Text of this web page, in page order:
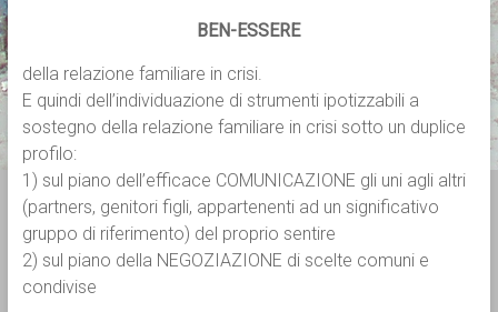
BEN-ESSERE
della relazione familiare in crisi.
E quindi dell’individuazione di strumenti ipotizzabili a
sostegno della relazione familiare in crisi sotto un duplice
profilo:
1) sul piano dell’efficace COMUNICAZIONE gli uni agli altri
(partners, genitori figli, appartenenti ad un significativo
gruppo di riferimento) del proprio sentire
2) sul piano della NEGOZIAZIONE di scelte comuni e
condivise